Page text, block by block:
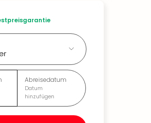
Abreisedatum
Datum
hinzufügen